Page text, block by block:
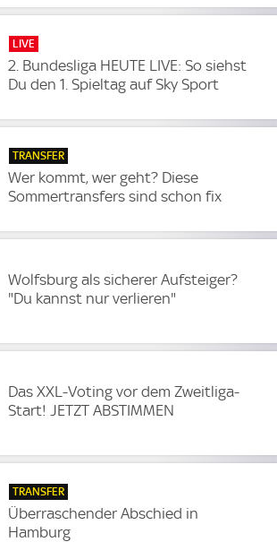
LIVE
2. Bundesliga HEUTE LIVE: So siehst
Du den 1. Spieltag auf Sky Sport
TRANSFER
Wer kommt, wer geht? Diese
Sommertransfers sind schon fix
Wolfsburg als sicherer Aufsteiger?
"Du kannst nur verlieren"
Das XXL-Voting vor dem Zweitliga-
Start! JETZT ABSTIMMEN
TRANSFER
Überraschender Abschied in
Hamburg